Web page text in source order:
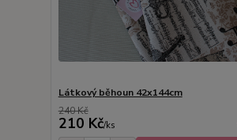
Látkový běhoun 42x144cm
240 Kč
210 Kč/ks